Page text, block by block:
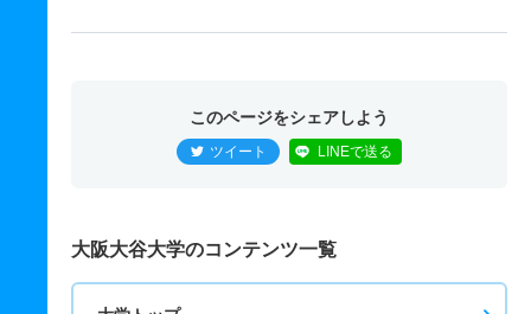
このページをシェアしよう
ツイート LINEで送る
大阪大谷大学のコンテンツ一覧